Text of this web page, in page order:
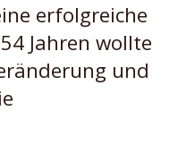
erfolgreiche
Jahren wollte
und